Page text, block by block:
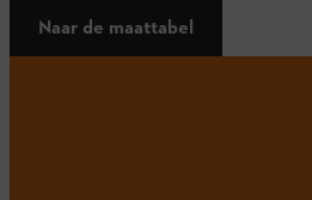
Naar de maattabel